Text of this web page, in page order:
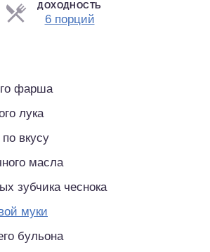
ДОХОДНОСТЬ
6 порцийПорции
фарша
лука
вкусу
масла
зубчика чеснока
муки
бульона